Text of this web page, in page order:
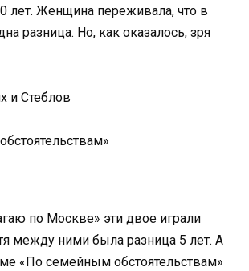
лет. Женщина переживала, что в
разница. Но, как оказалось, зря
и Стеблов
по Москве» эти двое играли
между ними была разница 5 лет. А
«По семейным обстоятельствам»